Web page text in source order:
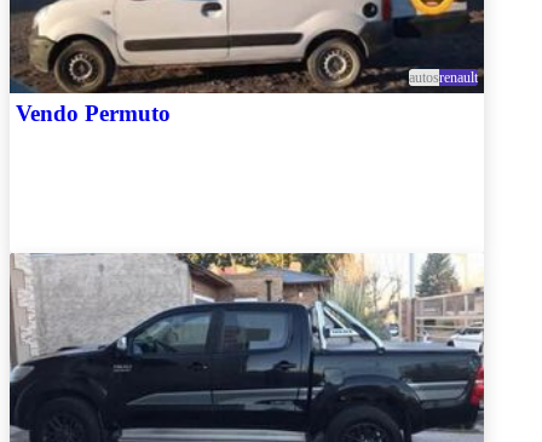
autosrenault
Vendo Permuto